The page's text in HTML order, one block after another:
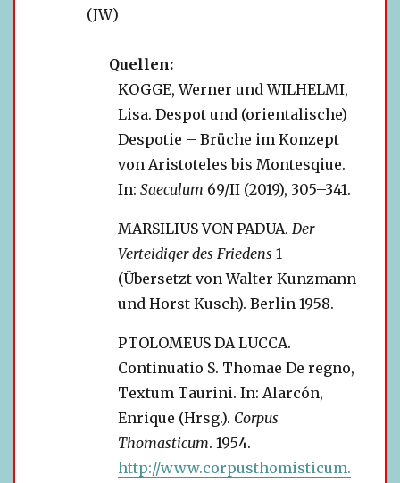
(JW)
Quellen:
KOGGE, Werner und WILHELMI,
Lisa. Despot und (ori­en­ta­li­sche)
Despotie – Brüche im Konzept
von Aristoteles bis Montesqiue.
In: Saeculum 69/II (2019), 305–341.
MARSILIUS VON PADUA. Der
Verteidiger des Friedens 1
(Übersetzt von Walter Kunzmann
und Horst Kusch). Berlin 1958.
PTOLOMEUS DA LUCCA.
Continuatio S. Thomae De regno,
Textum Taurini. In: Alarcón,
Enrique (Hrsg.). Corpus
Thomasticum. 1954.
http://www.corpusthomisticum.